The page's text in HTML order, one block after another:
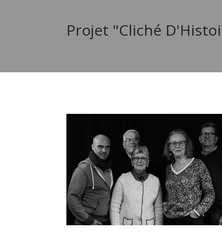
Projet "Cliché